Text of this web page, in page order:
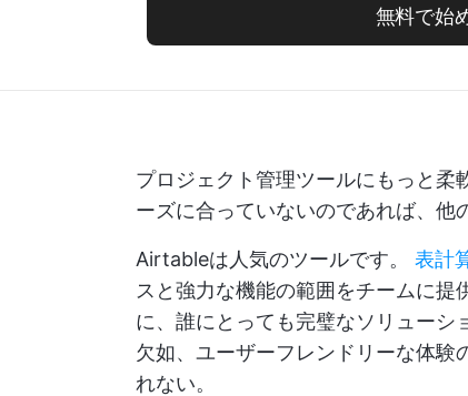
無料で始
プロジェクト管理ツールにもっと
ーズに合っていないのであれば、他
Airtableは人気のツールです。 表計
スと強力な機能の範囲をチームに提
に、誰にとっても完璧なソリューシ
欠如、ユーザーフレンドリーな体験
れない。